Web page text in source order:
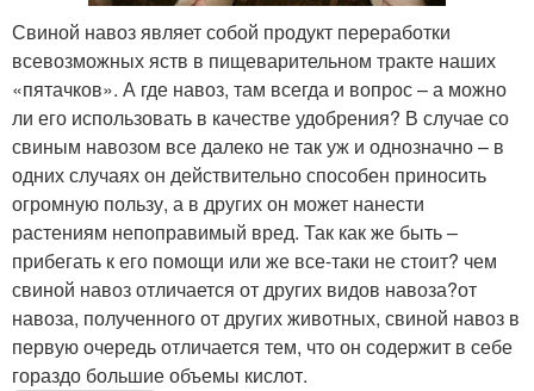
Свиной навоз являет собой продукт переработки
всевозможных яств в пищеварительном тракте наших
«пятачков». А где навоз, там всегда и вопрос – а можно
ли его использовать в качестве удобрения? В случае со
свиным навозом все далеко не так уж и однозначно – в
одних случаях он действительно способен приносить
огромную пользу, а в других он может нанести
растениям непоправимый вред. Так как же быть –
прибегать к его помощи или же все-таки не стоит? чем
свиной навоз отличается от других видов навоза?от
навоза, полученного от других животных, свиной навоз в
первую очередь отличается тем, что он содержит в себе
гораздо большие объемы кислот.